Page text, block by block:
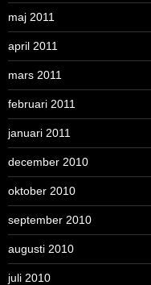
maj 2011
april 2011
mars 2011
februari 2011
januari 2011
december 2010
oktober 2010
september 2010
augusti 2010
juli 2010